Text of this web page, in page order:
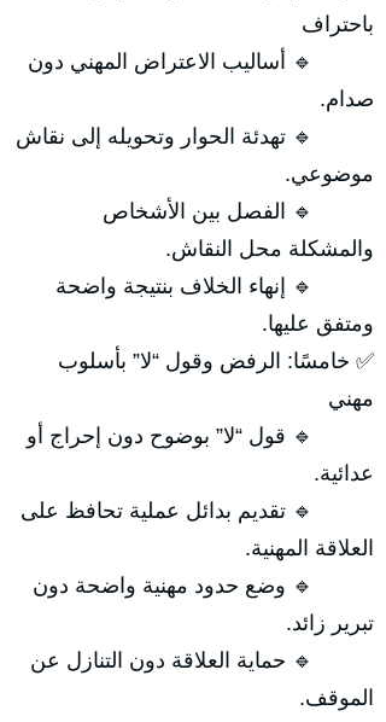
باحتراف
🔹 أساليب الاعتراض المهني دون
صدام.
🔹 تهدئة الحوار وتحويله إلى نقاش
موضوعي.
🔹 الفصل بين الأشخاص
والمشكلة محل النقاش.
🔹 إنهاء الخلاف بنتيجة واضحة
ومتفق عليها.
✅ خامسًا: الرفض وقول “لا” بأسلوب
مهني
🔹 قول “لا” بوضوح دون إحراج أو
عدائية.
🔹 تقديم بدائل عملية تحافظ على
العلاقة المهنية.
🔹 وضع حدود مهنية واضحة دون
تبرير زائد.
🔹 حماية العلاقة دون التنازل عن
الموقف.